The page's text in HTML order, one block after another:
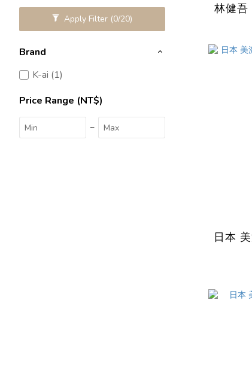
Apply Filter (0/20)
Brand
K-ai (1)
Price Range (NT$)
~
林健
日本